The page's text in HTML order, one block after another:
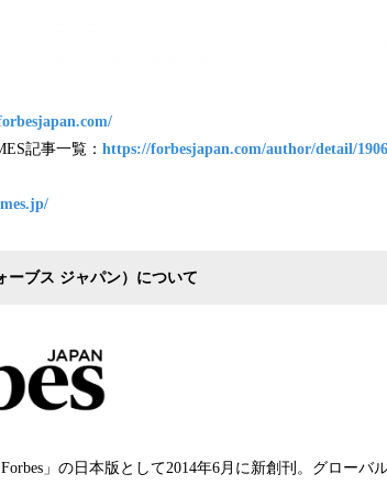
記事一覧： https://forbesjapan.com/author/detail/1906
ーブス ジャパン） について
」の日本版として2014年6月に新創刊。グローバ